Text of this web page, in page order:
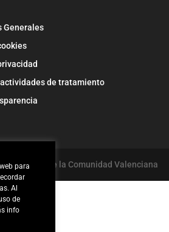
Generales
de tratamiento
Dominicos de la Comunidad Valenciana
para
Al
de
info